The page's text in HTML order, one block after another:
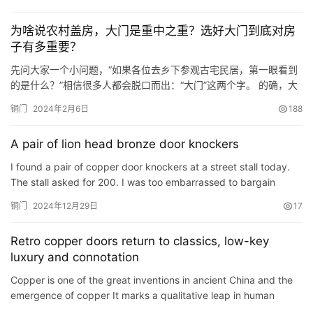
的精心打造下，展现出美观实用的作品。 总之，别墅铜门之所以受
到青睐，…
为啥说农村盖房，大门是重中之重？选好大门到底对房
子有多重要？
先问大家一个小问题，“如果各位去乡下参观古宅民居，第一眼看到
的是什么？”相信很多人都会脱口而出：“大门”这两个字。 的确，大
大门选的好不好。一栋漂亮的欧式别墅，大门却竟然选成了中式木
居，但在大门的选择上，却用了防盗铜门，而且门口还挂着五颜六
色…
铜门 2024年2月6日 188
A pair of lion head bronze door knockers
I found a pair of copper door knockers at a street stall today.
The stall asked for 200. I was too embarrassed to bargain
铜门 2024年12月29日 17
Retro copper doors return to classics, low-key
luxury and connotation
Copper is one of the great inventions in ancient China and the
emergence of copper It marks a qualitative leap in human